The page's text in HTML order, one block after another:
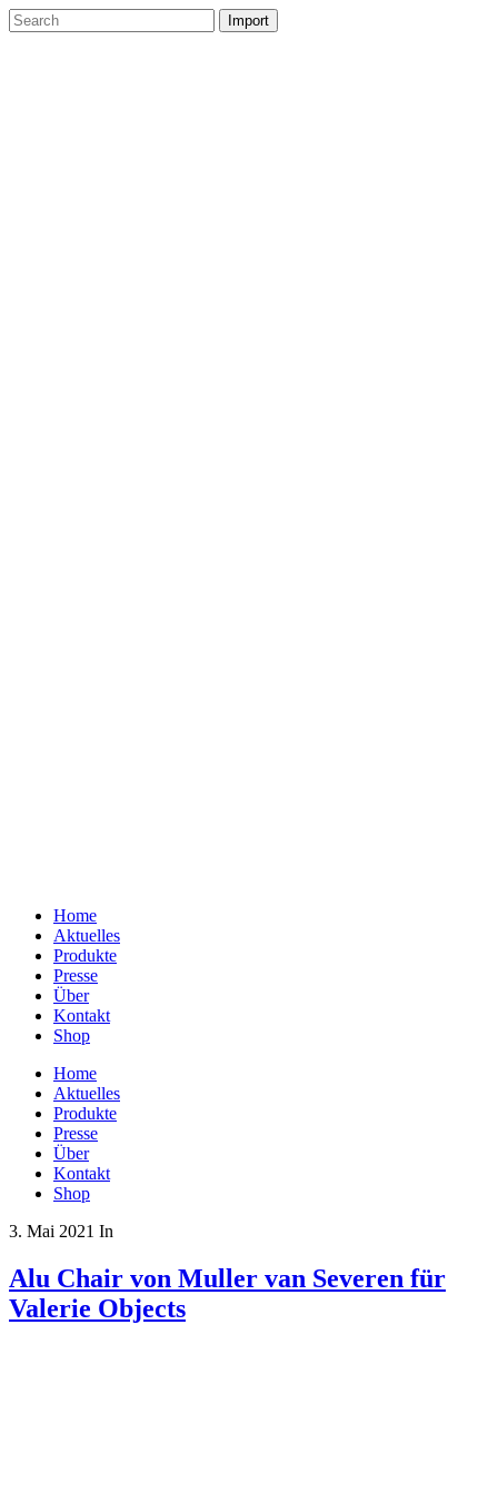
Home
Aktuelles
Produkte
Presse
Über
Kontakt
Shop
Home
Aktuelles
Produkte
Presse
Über
Kontakt
Shop
3. Mai 2021 In
Alu Chair von Muller van Severen für
Valerie Objects